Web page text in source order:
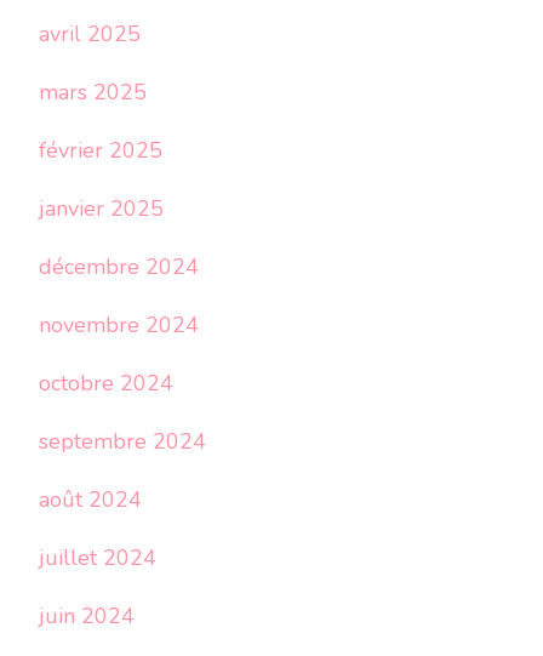
avril 2025
mars 2025
février 2025
janvier 2025
décembre 2024
novembre 2024
octobre 2024
septembre 2024
août 2024
juillet 2024
juin 2024